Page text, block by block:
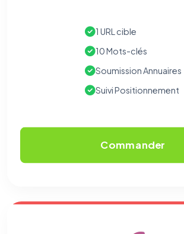
1 URL cible
10 Mots-clés
Soumission Annuaires
Suivi Positionnement
Commander